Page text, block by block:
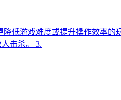
低游戏难度或提升操作效率的
击杀。 3.